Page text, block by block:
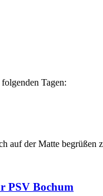
Tagen:
auf der Matte begrüßen
PSV Bochum